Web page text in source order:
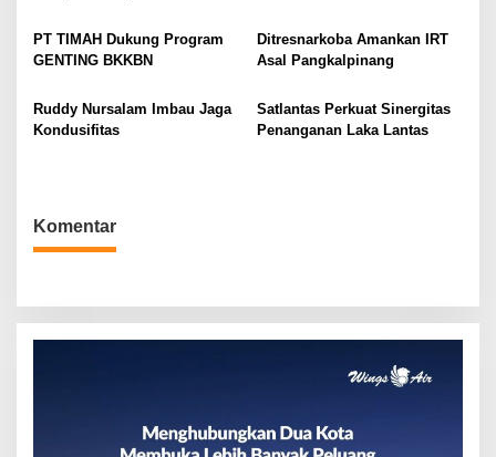
p
o
PT TIMAH Dukung Program
GENTING BKKBN
Ditresnarkoba Amankan IRT
Asal Pangkalpinang
Ruddy Nursalam Imbau Jaga
Kondusifitas
Satlantas Perkuat Sinergitas
Penanganan Laka Lantas
Komentar